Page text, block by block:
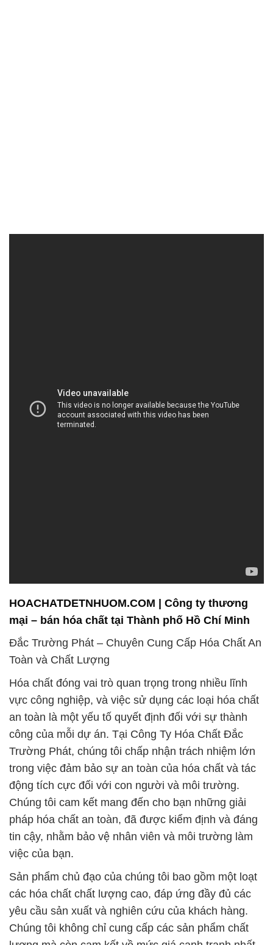
an toàn là một yếu tố quyết định đối với sự thành
công của mỗi dự án. Tại Công Ty Hóa Chất Đắc
Trường Phát, chúng tôi chấp nhận trách nhiệm lớn
trong việc đảm bảo sự an toàn của hóa chất và tác
động tích cực đối với con người và môi trường.
Chúng tôi cam kết mang đến cho bạn những giải
pháp hóa chất an toàn, đã được kiểm định và đáng
tin cậy, nhằm bảo vệ nhân viên và môi trường làm
việc của bạn.
Sản phẩm chủ đạo của chúng tôi bao gồm một loạt
các hóa chất chất lượng cao, đáp ứng đầy đủ các
yêu cầu sản xuất và nghiên cứu của khách hàng.
Chúng tôi không chỉ cung cấp các sản phẩm chất
lượng mà còn cam kết về mức giá cạnh tranh nhất
trên thị trường. Sự đa dạng và chất lượng của sản
phẩm được đảm bảo thông qua việc nhập khẩu từ
các nhà sản xuất uy tín trên toàn thế giới, giúp đảm
ảnh hưởng đến ngân sách của bạn.
Chúng tôi hiểu rằng nguồn gốc của hóa chất là yếu
tố quyết định đối với sự an toàn và hiệu suất của
sản phẩm. Vì vậy, chúng tôi luôn kiểm soát một